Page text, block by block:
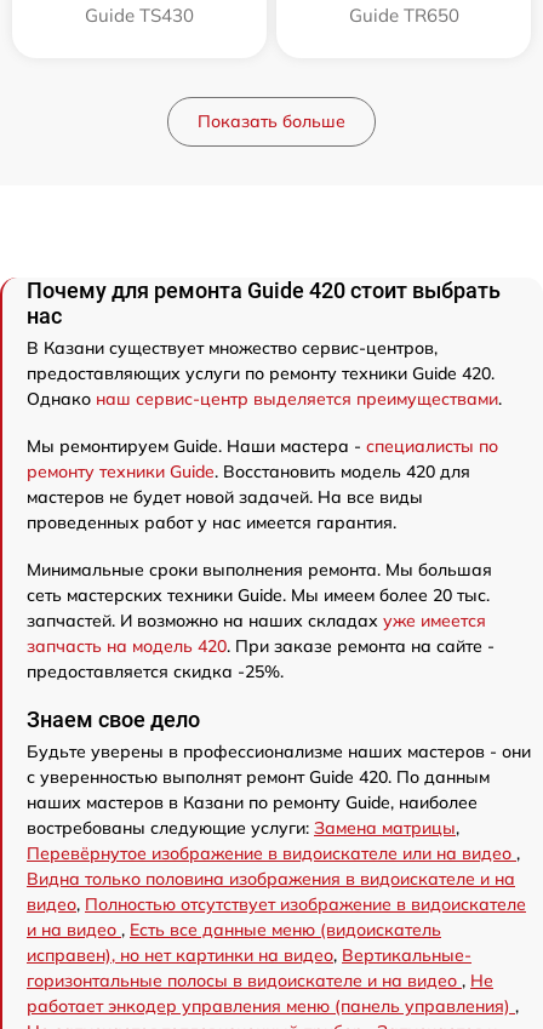
Guide TS430 Guide TR650
Показать больше
Почему для ремонта Guide 420 стоит выбрать
нас
В Казани существует множество сервис-центров,
предоставляющих услуги по ремонту техники Guide 420.
Однако наш сервис-центр выделяется преимуществами.
Мы ремонтируем Guide. Наши мастера - специалисты по
ремонту техники Guide. Восстановить модель 420 для
мастеров не будет новой задачей. На все виды
проведенных работ у нас имеется гарантия.
Минимальные сроки выполнения ремонта. Мы большая
сеть мастерских техники Guide. Мы имеем более 20 тыс.
запчастей. И возможно на наших складах уже имеется
запчасть на модель 420. При заказе ремонта на сайте -
предоставляется скидка -25%.
Знаем свое дело
Будьте уверены в профессионализме наших мастеров - они
с уверенностью выполнят ремонт Guide 420. По данным
наших мастеров в Казани по ремонту Guide, наиболее
востребованы следующие услуги: Замена матрицы,
Перевёрнутое изображение в видоискателе или на видео ,
Видна только половина изображения в видоискателе и на
видео, Полностью отсутствует изображение в видоискателе
и на видео , Есть все данные меню (видоискатель
исправен), но нет картинки на видео, Вертикальные-
горизонтальные полосы в видоискателе и на видео , Не
работает энкодер управления меню (панель управления) ,